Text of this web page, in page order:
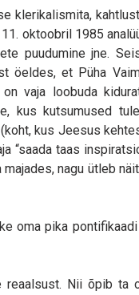
klerikalismita,
oktoobril 1985
puudumine jne.
öeldes, et Püha
vaja loobuda
kus kutsumused
kus Jeesus
“saada taas
nagu ütleb
oma pika
reaalsust. Nii õpib ta